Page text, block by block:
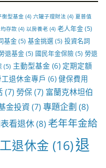
衡型基金 (4) 六罐子理財法 (4) 夏普值
存款 (4) 以房養老 (4) 老人年金(5)
基金(5) 基金挑選 (5) 投資名詞
退基金(5) 國民年金保險 (5) 勞退
(5) 主動型基金 (6) 定期定額
工退休金專戶 (6) 健保費用
(7) 勞保(7) 富蘭克林坦伯
金投資 (7) 專題企劃 (8)
看退休(8)老年年金給
退休金 (16)退